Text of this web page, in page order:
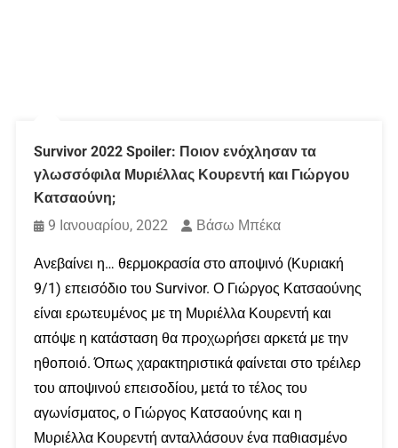
Survivor 2022 Spoiler: Ποιον ενόχλησαν τα
γλωσσόφιλα Μυριέλλας Κουρεντή και Γιώργου
Κατσαούνη;
9 Ιανουαρίου, 2022
Βάσω Μπέκα
Ανεβαίνει η… θερμοκρασία στο αποψινό (Κυριακή
9/1) επεισόδιο του Survivor. Ο Γιώργος Κατσαούνης
είναι ερωτευμένος με τη Μυριέλλα Κουρεντή και
απόψε η κατάσταση θα προχωρήσει αρκετά με την
ηθοποιό. Όπως χαρακτηριστικά φαίνεται στο τρέιλερ
του αποψινού επεισοδίου, μετά το τέλος του
αγωνίσματος, ο Γιώργος Κατσαούνης και η
Μυριέλλα Κουρεντή ανταλλάσουν ένα παθιασμένο